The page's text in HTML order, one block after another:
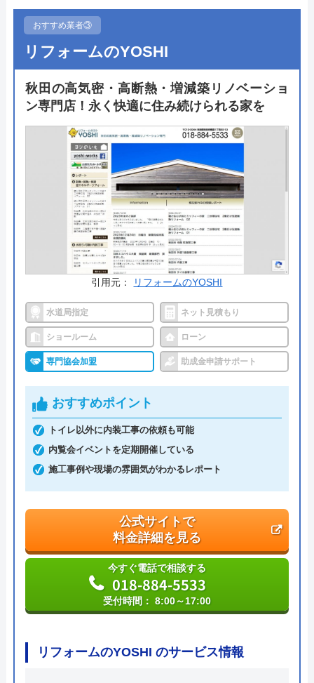
なメリットで、施工をするのも熟練の大工が行いま
す。
トイレリフォームではPanasonicのアラウーノシリ
ーズに対応。こちらに交換を考えている方は一度相
ャンペーンの補助金に関しても併せて相談しておく
とお得に施工できるかもしれません。
公式サイトで
料金詳細を見る
今すぐ電話で相談する
0120-766-081
受付時間： 8:00～17:30
WATAKEN の基本情報
運営会社 株式会社ワタケン
創業・設立
昭和12年3月1日創業 昭和23年8月2日
本社所在地
〒010-1601
おすすめ業者③
リフォームのYOSHI
秋田の高気密・高断熱・増減築リノベーショ
ン専門店！永く快適に住み続けられる家を
引用元： リフォームのYOSHI
水道局指定 ネット見積もり
ショールーム ローン
専門協会加盟 助成金申請サポート
おすすめポイント
トイレ以外に内装工事の依頼も可能
内覧会イベントを定期開催している
施工事例や現場の雰囲気がわかるレポート
公式サイトで
料金詳細を見る
今すぐ電話で相談する
018-884-5533
受付時間： 8:00～17:00
リフォームのYOSHI のサービス情報